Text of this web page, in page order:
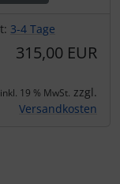
3-4 Tage
315,00 EUR
inkl. 19 % MwSt. zzgl.
Versandkosten